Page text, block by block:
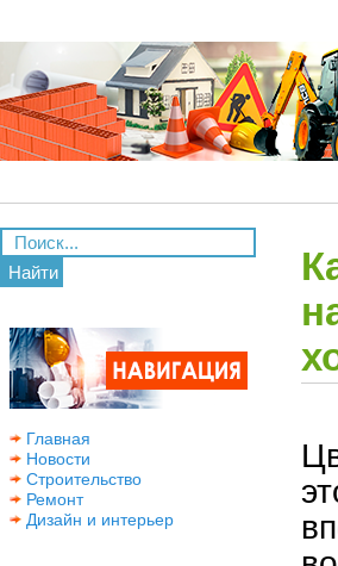
Найти
Главная
Новости
Строительство
Ремонт
Дизайн и интерьер